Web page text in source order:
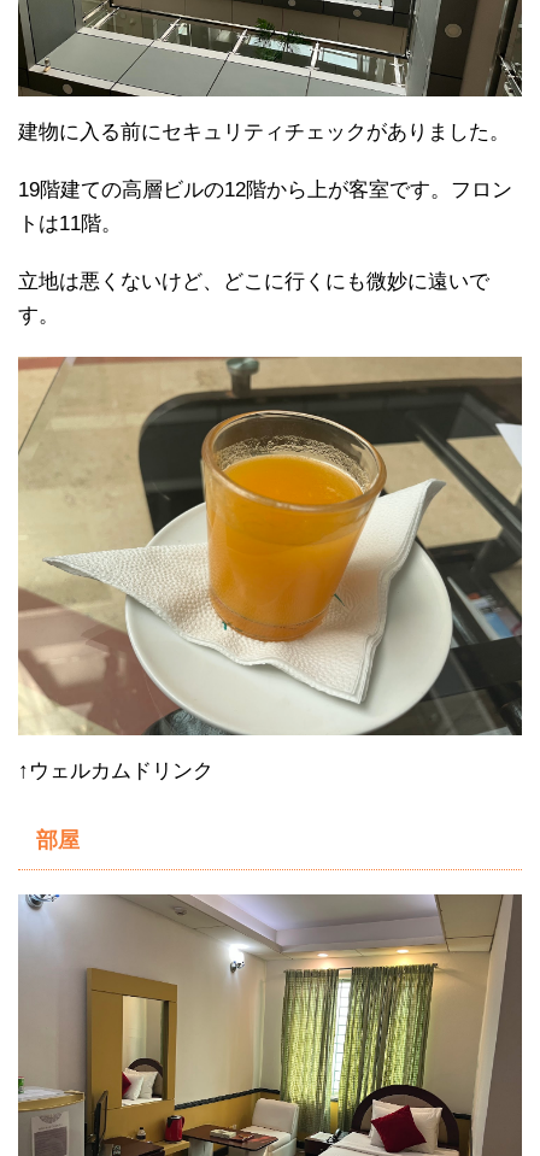
建物に入る前にセキュリティチェックがありました。
19階建ての高層ビルの12階から上が客室です。フロン
トは11階。
立地は悪くないけど、どこに行くにも微妙に遠いで
す。
↑ウェルカムドリンク
部屋